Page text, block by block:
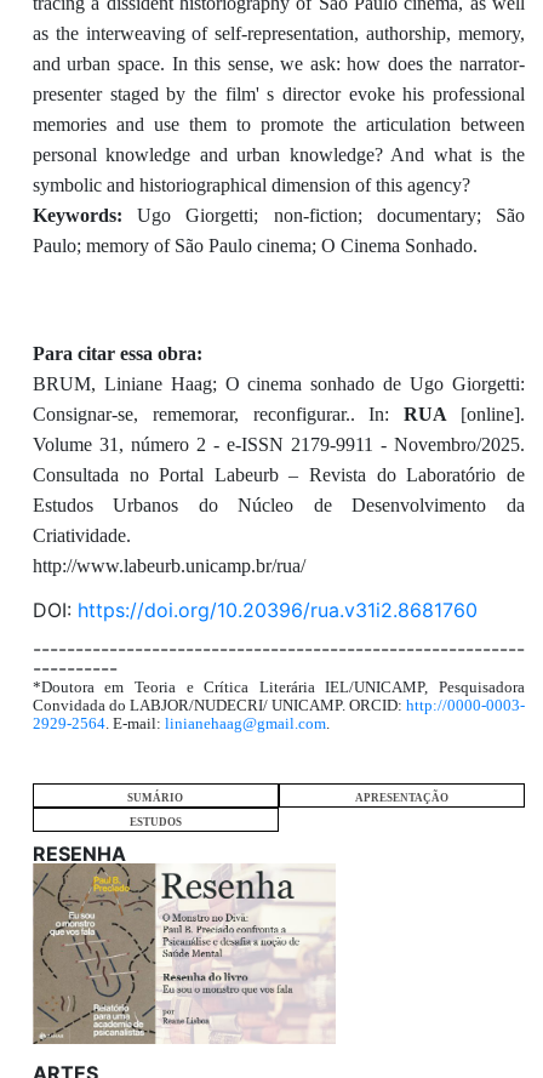
as the interweaving of self-representation, authorship, memory,
and urban space. In this sense, we ask: how does the narrator-
presenter staged by the film' s director evoke his professional
memories and use them to promote the articulation between
personal knowledge and urban knowledge? And what is the
symbolic and historiographical dimension of this agency?
Keywords:Ugo Giorgetti; non-fiction; documentary; São
Paulo; memory of São Paulo cinema; O Cinema Sonhado.
Para citar essa obra:
BRUM, Liniane Haag; O cinema sonhado de Ugo Giorgetti:
Consignar-se, rememorar, reconfigurar.. In:RUA
[online].
Volume 31, número 2 - e-ISSN 2179-9911 - Novembro/2025.
Consultada no Portal Labeurb – Revista do Laboratório de
Estudos Urbanos do Núcleo de Desenvolvimento da
Criatividade.
http://www.labeurb.unicamp.br/rua/
DOI: https://doi.org/10.20396/rua.v31i2.8681760
----------------------------------------------------------
----------
*Doutora em Teoria e Crítica Literária IEL/UNICAMP, Pesquisadora
Convidada do LABJOR/NUDECRI/ UNICAMP. ORCID: http://0000-0003-
2929-2564. E-mail: linianehaag@gmail.com.
SUMÁRIO
APRESENTAÇÃO
ESTUDOS
RESENHA
ARTES